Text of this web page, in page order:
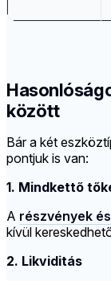
között
Bár a két
pontjuk is van:
1. Mindkettő
A részvények
kívül
2. Likviditás